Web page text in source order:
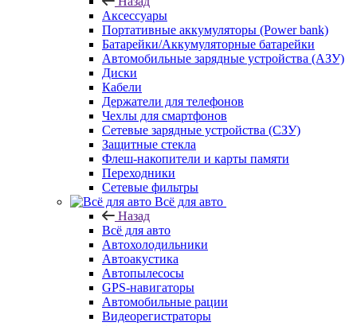
Аксессуары
Портативные аккумуляторы (Power bank)
Батарейки/Аккумуляторные батарейки
Автомобильные зарядные устройства (АЗУ)
Диски
Кабели
Держатели для телефонов
Чехлы для смартфонов
Сетевые зарядные устройства (СЗУ)
Защитные стекла
Флеш-накопители и карты памяти
Переходники
Сетевые фильтры
Всё для авто
Назад
Всё для авто
Автохолодильники
Автоакустика
Автопылесосы
GPS-навигаторы
Автомобильные рации
Видеорегистраторы